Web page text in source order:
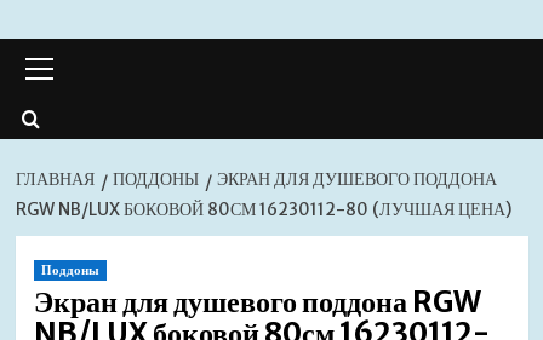
меню
ГЛАВНАЯ ПОДДОНЫ
ЭКРАН ДЛЯ ДУШЕВОГО ПОДДОНА
RGW NB/LUX БОКОВОЙ 80СМ 16230112-80 (ЛУЧШАЯ ЦЕНА)
Поддоны
Экран для душевого поддона RGW